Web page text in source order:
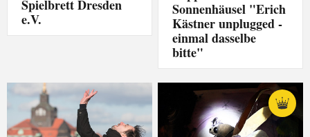
Spielbrett Dresden
e.V.
Sonnenhäusel "Erich
Kästner unplugged -
einmal dasselbe
bitte"